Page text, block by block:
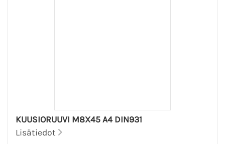
KUUSIORUUVI M8X45 A4 DIN931
Lisätiedot